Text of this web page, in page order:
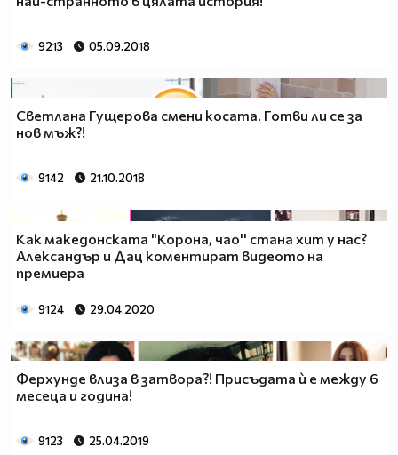
9213 05.09.2018
Светлана Гущерова смени косата. Готви ли се за
нов мъж?!
9142 21.10.2018
Как македонската "Корона, чао'' стана хит у нас?
Александър и Дац коментират видеото на
премиера
9124 29.04.2020
Ферхунде влиза в затвора?! Присъдата ѝ е между 6
месеца и година!
9123 25.04.2019